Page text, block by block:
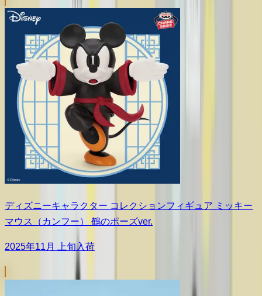
ディズニーキャラクター コレクションフィギュア ミッキー
マウス（カンフー） 鶴のポーズver.
2025年11月 上旬入荷